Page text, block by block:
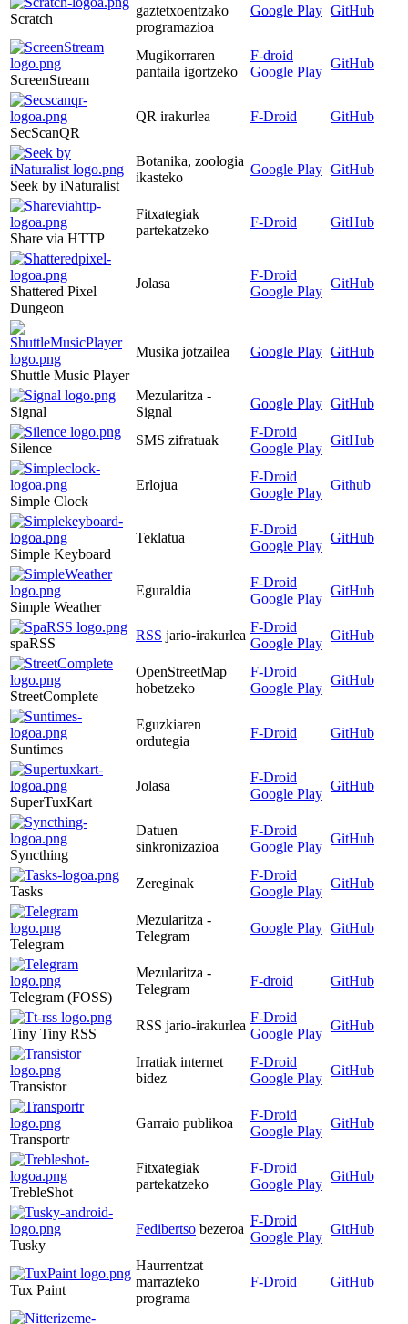
Scratch
gaztetxoentzako
programazioa
Google Play GitHub
ScreenStream
Mugikorraren
pantaila igortzeko
F-droid
Google Play
GitHub
SecScanQR
QR irakurlea F-Droid GitHub
Seek by iNaturalist
Botanika, zoologia
ikasteko
Google Play GitHub
Share via HTTP
Fitxategiak
partekatzeko
F-Droid GitHub
Shattered Pixel
Dungeon
Jolasa
F-Droid
Google Play
GitHub
Shuttle Music Player
Musika jotzailea Google Play GitHub
Signal
Mezularitza -
Signal
Google Play GitHub
Silence
SMS zifratuak
F-Droid
Google Play
GitHub
Simple Clock
Erlojua
F-Droid
Google Play
Github
Simple Keyboard
Teklatua
F-Droid
Google Play
GitHub
Simple Weather
Eguraldia
F-Droid
Google Play
GitHub
spaRSS
RSS jario-irakurlea
F-Droid
Google Play
GitHub
StreetComplete
OpenStreetMap
hobetzeko
F-Droid
Google Play
GitHub
Suntimes
Eguzkiaren
ordutegia
F-Droid GitHub
SuperTuxKart
Jolasa
F-Droid
Google Play
GitHub
Syncthing
Datuen
sinkronizazioa
F-Droid
Google Play
GitHub
Tasks
Zereginak
F-Droid
Google Play
GitHub
Telegram
Mezularitza -
Telegram
Google Play GitHub
Telegram (FOSS)
Mezularitza -
Telegram
F-droid GitHub
Tiny Tiny RSS
RSS jario-irakurlea
F-Droid
Google Play
GitHub
Transistor
Irratiak internet
bidez
F-Droid
Google Play
GitHub
Transportr
Garraio publikoa
F-Droid
Google Play
GitHub
TrebleShot
Fitxategiak
partekatzeko
F-Droid
Google Play
GitHub
Tusky
Fedibertso bezeroa
F-Droid
Google Play
GitHub
Tux Paint
Haurrentzat
marrazteko
programa
F-Droid GitHub